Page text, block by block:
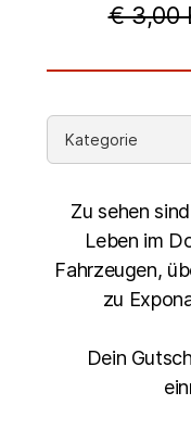
€ 3,00
Zu sehen
Leben im
Fahrzeugen,
zu
Dein